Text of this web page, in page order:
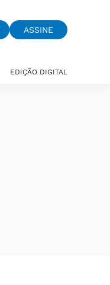
ASSINE
EDIÇÃO DIGITAL